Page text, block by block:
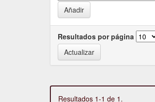
Resultados por página
Resultados 1-1 de 1.